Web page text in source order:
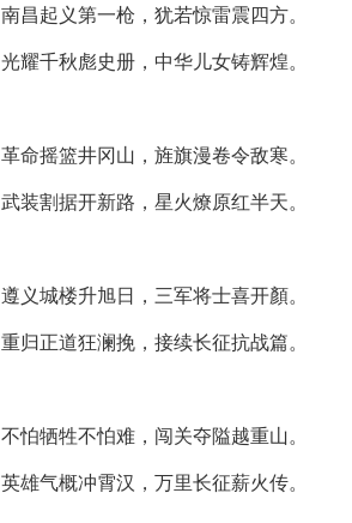
南昌起义第一枪，犹若惊雷震四方。
光耀千秋彪史册，中华儿女铸辉煌。
革命摇篮井冈山，旌旗漫卷令敌寒。
武装割据开新路，星火燎原红半天。
遵义城楼升旭日，三军将士喜开顏。
重归正道狂澜挽，接续长征抗战篇。
不怕牺牲不怕难，闯关夺隘越重山。
英雄气概冲霄汉，万里长征薪火传。